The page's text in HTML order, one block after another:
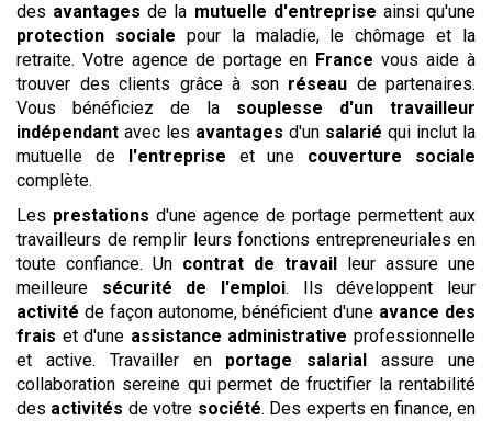
des avantages de la mutuelle d'entreprise ainsi qu'une
protection sociale pour la maladie, le chômage et la
retraite. Votre agence de portage en France vous aide à
trouver des clients grâce à son réseau de partenaires.
Vous bénéficiez de la souplesse d'un travailleur
indépendant avec les avantages d'un salarié qui inclut la
mutuelle de
l'entreprise et une couverture sociale
complète.
Les prestations d'une agence de portage permettent aux
travailleurs de remplir leurs fonctions entrepreneuriales en
toute confiance. Un contrat de travail
leur assure une
meilleure sécurité de l'emploi. Ils développent leur
activité de façon autonome, bénéficient d'une avance des
frais et d'une assistance administrativeprofessionnelle
et active. Travailler en portage salarial
assure une
collaboration sereine qui permet de fructifier la rentabilité
des activités de votre société. Des experts en finance, en